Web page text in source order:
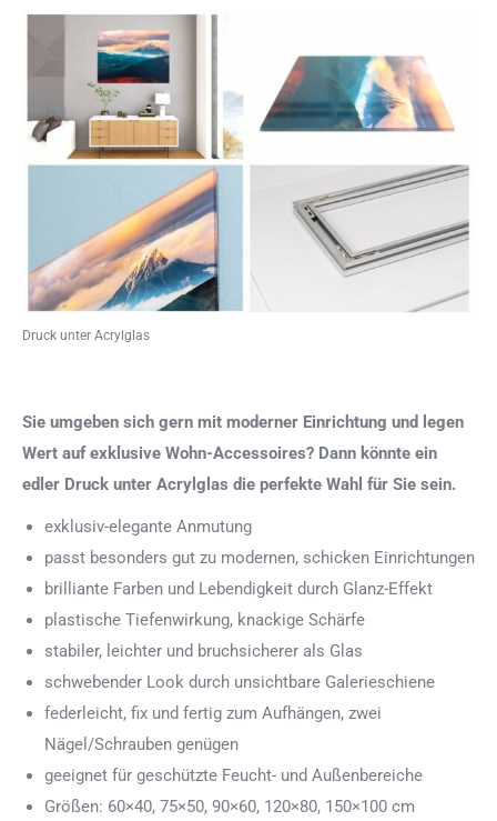
Druck unter Acrylglas
Sie umgeben sich gern mit moderner Einrichtung und legen
Wert auf exklusive Wohn-Accessoires? Dann könnte ein
edler Druck unter Acrylglas die perfekte Wahl für Sie sein.
exklusiv-elegante Anmutung
passt besonders gut zu modernen, schicken Einrichtungen
brilliante Farben und Lebendigkeit durch Glanz-Effekt
plastische Tiefenwirkung, knackige Schärfe
stabiler, leichter und bruchsicherer als Glas
schwebender Look durch unsichtbare Galerieschiene
federleicht, fix und fertig zum Aufhängen, zwei
Nägel/Schrauben genügen
geeignet für geschützte Feucht- und Außenbereiche
Größen: 60×40, 75×50, 90×60, 120×80, 150×100 cm